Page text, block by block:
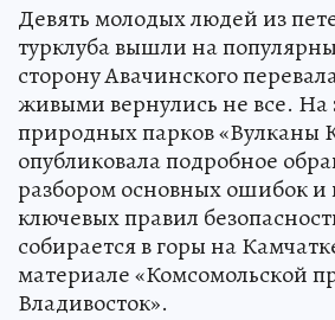
Девять молодых людей из
турклуба вышли на
сторону Авачинского
живыми вернулись не все. На
природных парков «Вулканы
опубликовала подробное
разбором основных ошибок
ключевых правил
собирается в горы на
материале «Комсомольской
Владивосток».